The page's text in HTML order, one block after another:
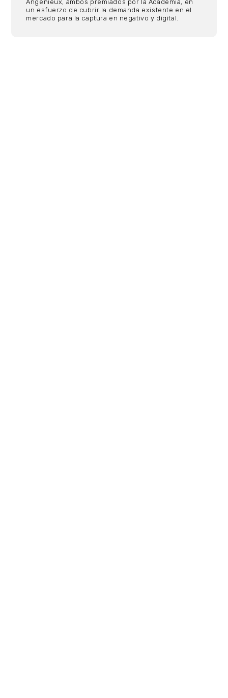
Angenieux, ambos premiados por la Academia, en
un esfuerzo de cubrir la demanda existente en el
mercado para la captura en negativo y digital.